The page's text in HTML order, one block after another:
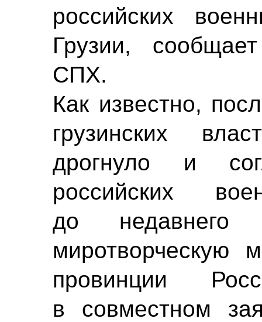
российских
Грузии,
СПХ.
Как известно,
грузинских
дрогнуло и
российских
до недавнего
миротворческую
провинции
в совместном